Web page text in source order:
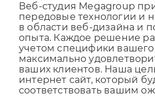
передовые технологии и
в области веб-дизайна и
опыта. Каждое решение
учетом специфики
максимально
ваших клиентов. Наша
интернет сайт, который
соответствовать вашим
превосходить их.